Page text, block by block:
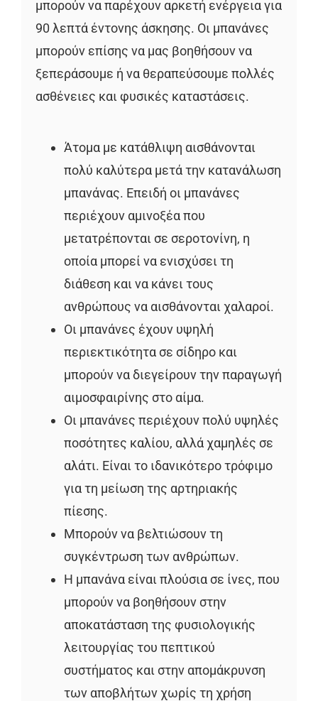
μπορούν να παρέχουν αρκετή ενέργεια για
90 λεπτά έντονης άσκησης. Οι μπανάνες
μπορούν επίσης να μας βοηθήσουν να
ξεπεράσουμε ή να θεραπεύσουμε πολλές
ασθένειες και φυσικές καταστάσεις.
Άτομα με κατάθλιψη αισθάνονται
πολύ καλύτερα μετά την κατανάλωση
μπανάνας. Επειδή οι μπανάνες
περιέχουν αμινοξέα που
μετατρέπονται σε σεροτονίνη, η
οποία μπορεί να ενισχύσει τη
διάθεση και να κάνει τους
ανθρώπους να αισθάνονται χαλαροί.
Οι μπανάνες έχουν υψηλή
περιεκτικότητα σε σίδηρο και
μπορούν να διεγείρουν την παραγωγή
αιμοσφαιρίνης στο αίμα.
Οι μπανάνες περιέχουν πολύ υψηλές
ποσότητες καλίου, αλλά χαμηλές σε
αλάτι. Είναι το ιδανικότερο τρόφιμο
για τη μείωση της αρτηριακής
πίεσης.
Μπορούν να βελτιώσουν τη
συγκέντρωση των ανθρώπων.
Η μπανάνα είναι πλούσια σε ίνες, που
μπορούν να βοηθήσουν στην
αποκατάσταση της φυσιολογικής
λειτουργίας του πεπτικού
συστήματος και στην απομάκρυνση
των αποβλήτων χωρίς τη χρήση